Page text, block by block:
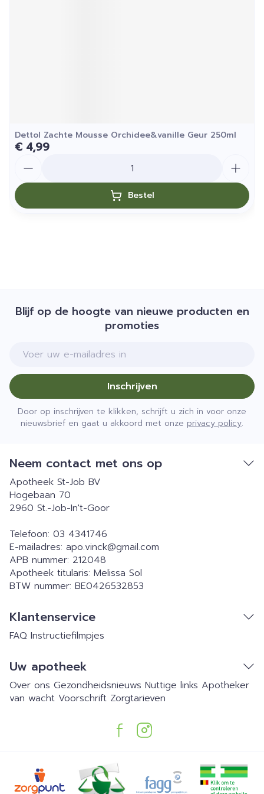
Dettol Zachte Mousse Orchidee&vanille Geur 250ml
€ 4,99
Bestel
Blijf op de hoogte van nieuwe producten en
promoties
E-mail adres
Inschrijven
Door op inschrijven te klikken, schrijft u zich in voor onze
nieuwsbrief en gaat u akkoord met onze privacy policy.
Neem contact met ons op
Apotheek St-Job BV
Hogebaan 70
2960 St.-Job-In't-Goor
Telefoon: 03 4341746
E-mailadres: apo.vinck@gmail.com
APB nummer: 212048
Apotheek titularis: Melissa Sol
BTW nummer: BE0426532853
Klantenservice
FAQ Instructiefilmpjes
Uw apotheek
Over ons Gezondheidsnieuws Nuttige links Apotheker
van wacht Voorschrift Zorgtarieven